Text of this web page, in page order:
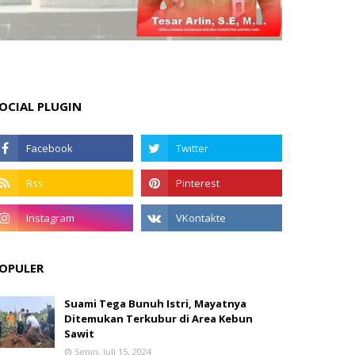
PLUGIN
Suami Tega Bunuh Istri, Mayatnya
Ditemukan Terkubur di Area Kebun
Sawit
Senin, Juli 15, 2024